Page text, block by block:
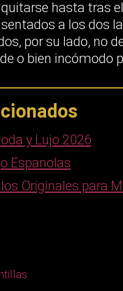
hasta tras
a los dos
por su lado, no
o bien
y Lujo 2026
Espanolas
Originales para